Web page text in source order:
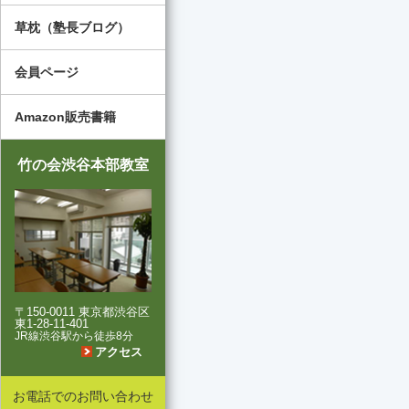
草枕（塾長ブログ）
会員ページ
Amazon販売書籍
竹の会渋谷本部教室
〒150-0011 東京都渋谷区
東1-28-11-401
JR線渋谷駅から徒歩8分
アクセス
お電話でのお問い合わせ